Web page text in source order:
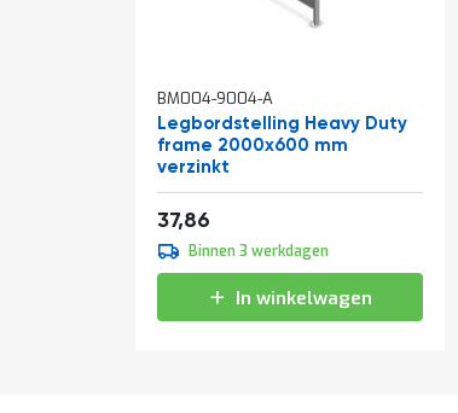
BM004-9004-A
Legbordstelling Heavy Duty
frame 2000x600 mm
verzinkt
Vanaf
37,86
Binnen 3 werkdagen
In winkelwagen